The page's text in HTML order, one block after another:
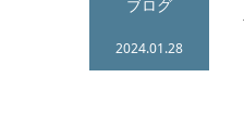
ブログ
2024.01.28